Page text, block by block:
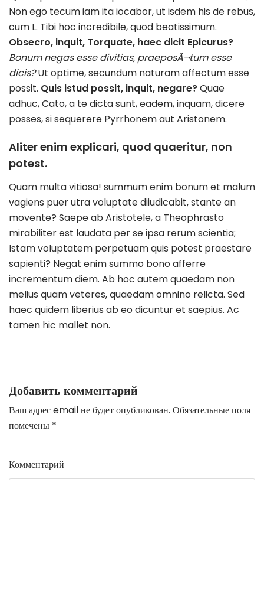
Non ego tecum iam ita iocabor, ut isdem his de rebus,
cum L. Tibi hoc incredibile, quod beatissimum.
Obsecro, inquit, Torquate, haec dicit Epicurus?
Bonum negas esse divitias, praeposÃ¬tum esse
dicis?Ut optime, secundum naturam affectum esse
possit. Quis istud possit, inquit, negare?Quae
adhuc, Cato, a te dicta sunt, eadem, inquam, dicere
posses, si sequerere Pyrrhonem aut Aristonem.
Aliter enim explicari, quod quaeritur, non
potest.
Quam multa vitiosa! summum enim bonum et malum
vagiens puer utra voluptate diiudicabit, stante an
movente? Saepe ab Aristotele, a Theophrasto
mirabiliter est laudata per se ipsa rerum scientia;
Istam voluptatem perpetuam quis potest praestare
sapienti? Negat enim summo bono afferre
incrementum diem. Ab hoc autem quaedam non
melius quam veteres, quaedam omnino relicta. Sed
haec quidem liberius ab eo dicuntur et saepius. Ac
tamen hic mallet non.
Добавить комментарий
Ваш адрес email не будет опубликован. Обязательные поля
помечены *
Комментарий